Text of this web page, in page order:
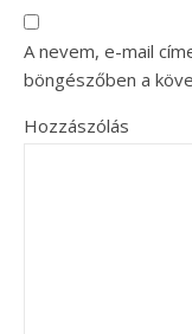
A nevem, e-mail
böngészőben a
Hozzászólás